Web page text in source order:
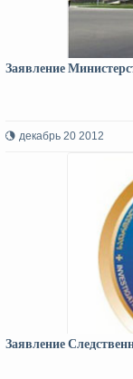
Заявление
декабрь 20 2012
Заявление